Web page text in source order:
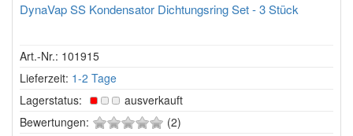
DynaVap SS Kondensator Dichtungsring Set - 3 Stück
Art.-Nr.: 101915
Lieferzeit: 1-2 Tage
Lagerstatus:
ausverkauft
Bewertungen:
0(2)